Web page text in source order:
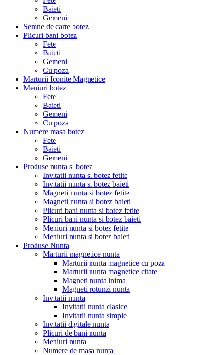
Baieti
Gemeni
Semne de carte botez
Plicuri bani botez
Fete
Baieti
Gemeni
Cu poza
Marturii Iconite Magnetice
Meniuri botez
Fete
Baieti
Gemeni
Cu poza
Numere masa botez
Fete
Baieti
Gemeni
Produse nunta si botez
Invitatii nunta si botez fetite
Invitatii nunta si botez baieti
Magneti nunta si botez fetite
Magneti nunta si botez baieti
Plicuri bani nunta si botez fetite
Plicuri bani nunta si botez baieti
Meniuri nunta si botez fetite
Meniuri nunta si botez baieti
Produse Nunta
Marturii magnetice nunta
Marturii nunta magnetice cu poza
Marturii nunta magnetice citate
Magneti nunta inima
Magneti rotunzi nunta
Invitatii nunta
Invitatii nunta clasice
Invitatii nunta simple
Invitatii digitale nunta
Plicuri de bani nunta
Meniuri nunta
Numere de masa nunta